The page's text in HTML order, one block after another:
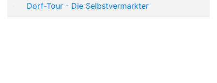
Dorf-Tour - Die Selbstvermarkter